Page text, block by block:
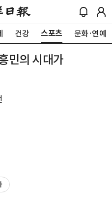
건강 스포츠 문화·연예
민의 시대가